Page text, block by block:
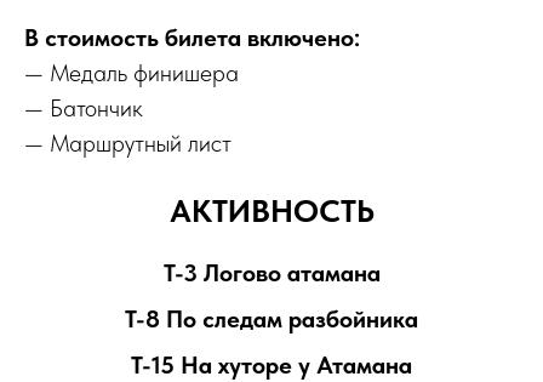
В стоимость билета включено:
— Медаль финишера
— Батончик
— Маршрутный лист
АКТИВНОСТЬ
Т-3 Логово атамана
Т-8 По следам разбойника
Т-15 На хуторе у Атамана